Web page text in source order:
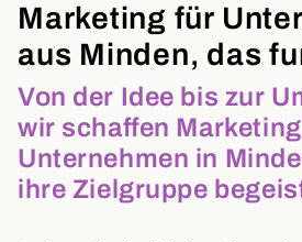
Marketing für
aus Minden, das
Von der Idee bis zur
wir schaffen
Unternehmen in
ihre Zielgruppe